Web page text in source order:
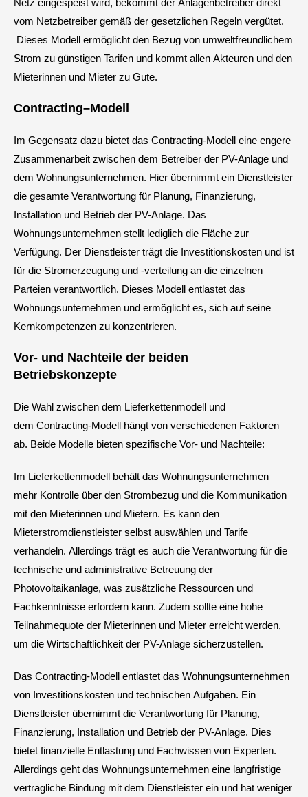
vom Netzbetreiber gemäß der gesetzlichen Regeln vergütet.
Dieses Modell ermöglicht den Bezug von umweltfreundlichem
Strom zu günstigen Tarifen und kommt allen Akteuren und den
Mieterinnen und Mieter zu Gute.
Contracting–Modell
Im Gegensatz dazu bietet das Contracting-Modell eine engere
Zusammenarbeit zwischen dem Betreiber der PV-Anlage und
dem Wohnungsunternehmen. Hier übernimmt ein Dienstleister
die gesamte Verantwortung für Planung, Finanzierung,
Installation und Betrieb der PV-Anlage. Das
Wohnungsunternehmen stellt lediglich die Fläche zur
Verfügung. Der Dienstleister trägt die Investitionskosten und ist
für die Stromerzeugung und -verteilung an die einzelnen
Parteien verantwortlich. Dieses Modell entlastet das
Wohnungsunternehmen und ermöglicht es, sich auf seine
Kernkompetenzen zu konzentrieren.
Vor- und Nachteile der beiden
Betriebskonzepte
Die Wahl zwischen dem Lieferkettenmodell und
dem Contracting-Modell hängt von verschiedenen Faktoren
ab. Beide Modelle bieten spezifische Vor- und Nachteile:
Im Lieferkettenmodell behält das Wohnungsunternehmen
mehr Kontrolle über den Strombezug und die Kommunikation
mit den Mieterinnen und Mietern. Es kann den
Mieterstromdienstleister selbst auswählen und Tarife
verhandeln. Allerdings trägt es auch die Verantwortung für die
technische und administrative Betreuung der
Photovoltaikanlage, was zusätzliche Ressourcen und
Fachkenntnisse erfordern kann. Zudem sollte eine hohe
Teilnahmequote der Mieterinnen und Mieter erreicht werden,
um die Wirtschaftlichkeit der PV-Anlage sicherzustellen.
Das Contracting-Modell entlastet das Wohnungsunternehmen
von Investitionskosten und technischen Aufgaben. Ein
Dienstleister übernimmt die Verantwortung für Planung,
Finanzierung, Installation und Betrieb der PV-Anlage. Dies
bietet finanzielle Entlastung und Fachwissen von Experten.
Allerdings geht das Wohnungsunternehmen eine langfristige
vertragliche Bindung mit dem Dienstleister ein und hat weniger